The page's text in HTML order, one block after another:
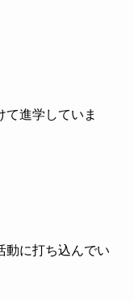
進学していま
動に打ち込んでい